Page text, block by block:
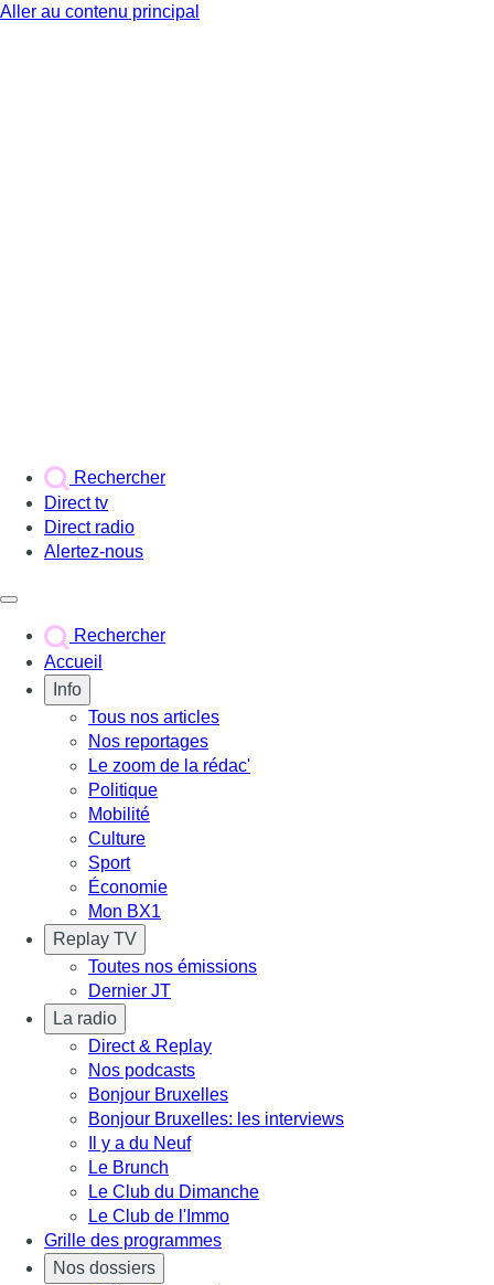
Aller au contenu principal
Rechercher
Direct tv
Direct radio
Alertez-nous
Rechercher
Accueil
Info
Tous nos articles
Nos reportages
Le zoom de la rédac'
Politique
Mobilité
Culture
Sport
Économie
Mon BX1
Replay TV
Toutes nos émissions
Dernier JT
La radio
Direct & Replay
Nos podcasts
Bonjour Bruxelles
Bonjour Bruxelles: les interviews
Il y a du Neuf
Le Brunch
Le Club du Dimanche
Le Club de l'Immo
Grille des programmes
Nos dossiers